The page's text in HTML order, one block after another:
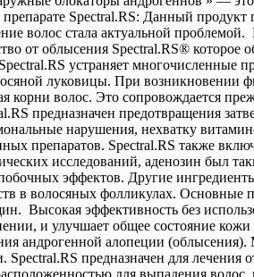
Spectral.RS: Данный продукт
волос стала актуальной проблемой.
от облысения Spectral.RS® которое
Spectral.RS устраняет многочисленные
луковицы.При возникновении
корни волос.Это сопровождается
.RS предназначен предотвращения
нарушения,нехватку
препаратов. Spectral.RS также
исследований,аденозин был
эффектов.Другие
в волосяных фолликулах.Основные
.Высокая эффективность без
,и улучшает общее состояние кожи
андрогенной алопеции (облысения).
. Spectral.RS предназначен для лечения